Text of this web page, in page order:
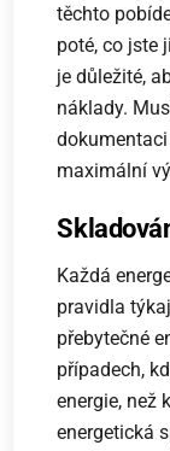
těchto
poté, co jste
je důležité,
náklady.
maximální
Každá
pravidla
přebytečné
případech,
energie, než
energetická